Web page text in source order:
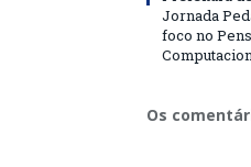
Jornada
foco no
Os